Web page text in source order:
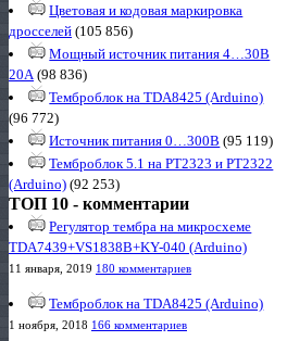
Цветовая и кодовая маркировка
дросселей (105 856)
Мощный источник питания 4…30В
20А(98 836)
Темброблок на TDA8425 (Arduino)
(96 772)
Источник питания 0…300В (95 119)
Темброблок 5.1 на PT2323 и PT2322
(Arduino) (92 253)
ТОП 10 - комментарии
Регулятор тембра на микросхеме
TDA7439+VS1838B+KY-040 (Arduino)
11 января, 2019 180 комментариев
Темброблок на TDA8425 (Arduino)
1 ноября, 2018 166 комментариев